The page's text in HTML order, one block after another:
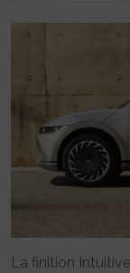
La finition